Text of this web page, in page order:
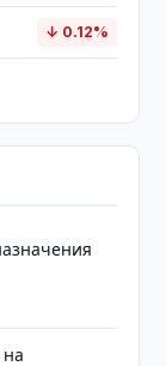
↓ 0.12%